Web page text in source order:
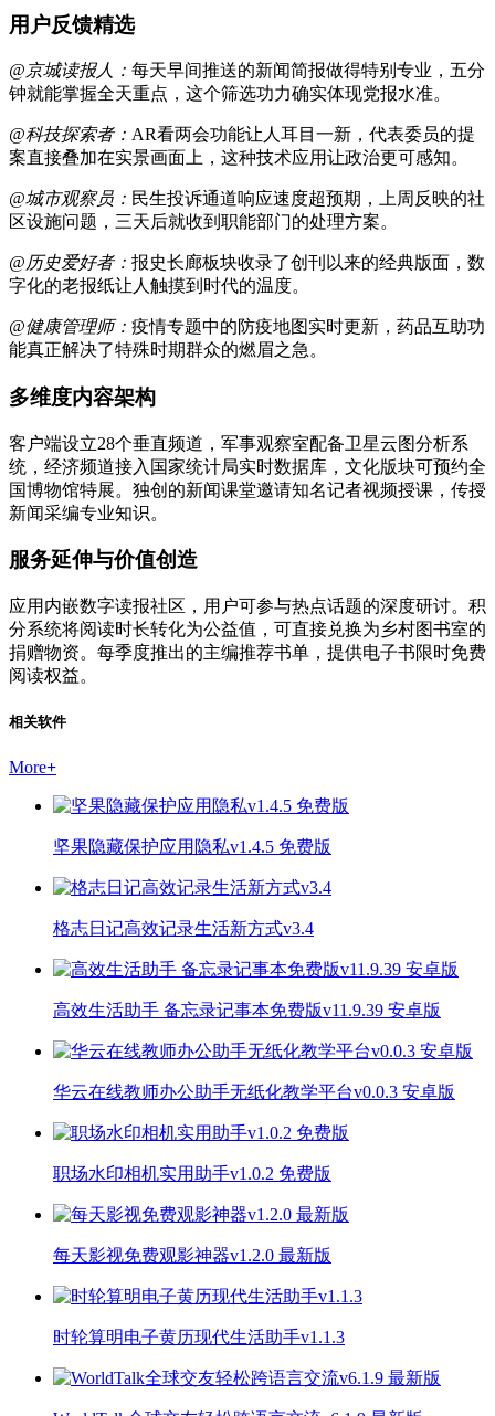
用户反馈精选
@京城读报人： 每天早间推送的新闻简报做得特别专业，五分
钟就能掌握全天重点，这个筛选功力确实体现党报水准。
@科技探索者： AR看两会功能让人耳目一新，代表委员的提
案直接叠加在实景画面上，这种技术应用让政治更可感知。
@城市观察员： 民生投诉通道响应速度超预期，上周反映的社
区设施问题，三天后就收到职能部门的处理方案。
@历史爱好者： 报史长廊板块收录了创刊以来的经典版面，数
字化的老报纸让人触摸到时代的温度。
@健康管理师： 疫情专题中的防疫地图实时更新，药品互助功
能真正解决了特殊时期群众的燃眉之急。
多维度内容架构
客户端设立28个垂直频道，军事观察室配备卫星云图分析系
统，经济频道接入国家统计局实时数据库，文化版块可预约全
国博物馆特展。独创的新闻课堂邀请知名记者视频授课，传授
新闻采编专业知识。
服务延伸与价值创造
应用内嵌数字读报社区，用户可参与热点话题的深度研讨。积
分系统将阅读时长转化为公益值，可直接兑换为乡村图书室的
捐赠物资。每季度推出的主编推荐书单，提供电子书限时免费
阅读权益。
相关软件
More+
坚果隐藏保护应用隐私v1.4.5 免费版
格志日记高效记录生活新方式v3.4
高效生活助手 备忘录记事本免费版v11.9.39 安卓版
华云在线教师办公助手无纸化教学平台v0.0.3 安卓版
职场水印相机实用助手v1.0.2 免费版
每天影视免费观影神器v1.2.0 最新版
时轮算明电子黄历现代生活助手v1.1.3